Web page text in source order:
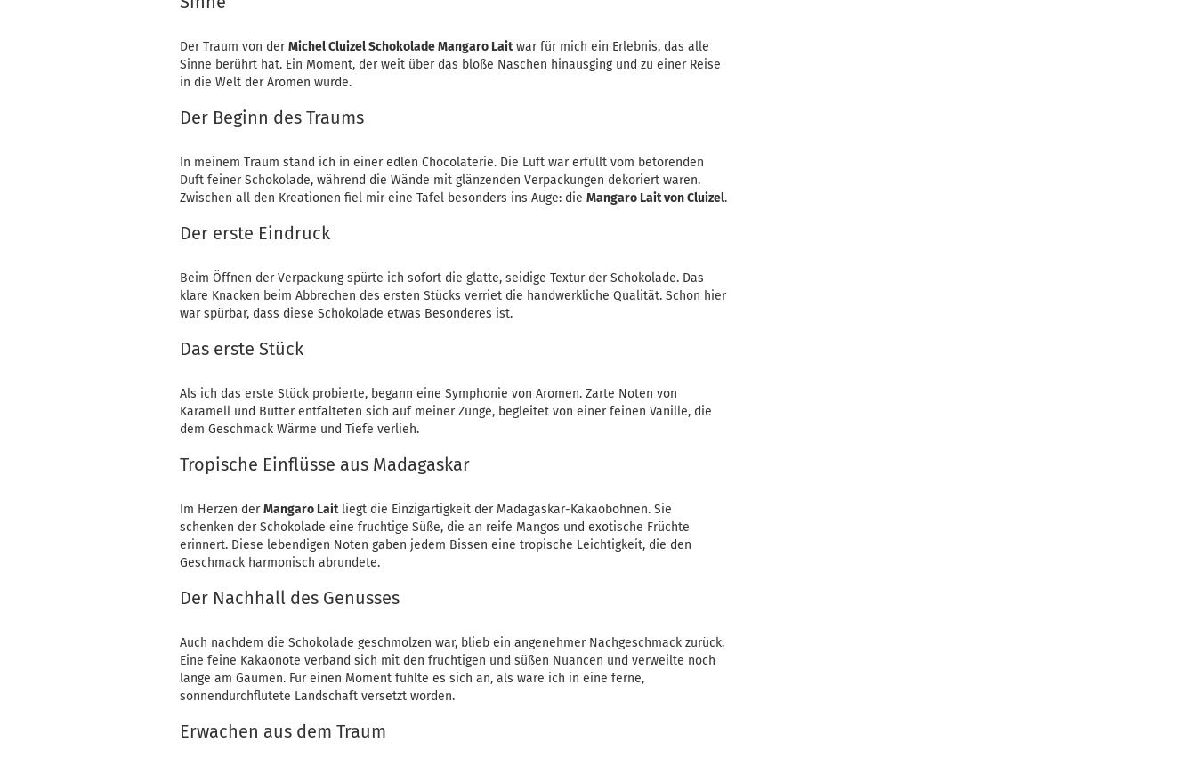
Der Traum von derMichel Cluizel Schokolade Mangaro Laitwar für mich ein Erlebnis, das alle
Sinne berührt hat. Ein Moment, der weit über das bloße Naschen hinausging und zu einer Reise
in die Welt der Aromen wurde.
Der Beginn des Traums
In meinem Traum stand ich in einer edlen Chocolaterie. Die Luft war erfüllt vom betörenden
Duft feiner Schokolade, während die Wände mit glänzenden Verpackungen dekoriert waren.
Zwischen all den Kreationen fiel mir eine Tafel besonders ins Auge: die Mangaro Lait von Cluizel.
Der erste Eindruck
Beim Öffnen der Verpackung spürte ich sofort die glatte, seidige Textur der Schokolade. Das
klare Knacken beim Abbrechen des ersten Stücks verriet die handwerkliche Qualität. Schon hier
war spürbar, dass diese Schokolade etwas Besonderes ist.
Das erste Stück
Als ich das erste Stück probierte, begann eine Symphonie von Aromen. Zarte Noten von
Karamell und Butter entfalteten sich auf meiner Zunge, begleitet von einer feinen Vanille, die
dem Geschmack Wärme und Tiefe verlieh.
Tropische Einflüsse aus Madagaskar
Im Herzen derMangaro Laitliegt die Einzigartigkeit der Madagaskar-Kakaobohnen. Sie
schenken der Schokolade eine fruchtige Süße, die an reife Mangos und exotische Früchte
erinnert. Diese lebendigen Noten gaben jedem Bissen eine tropische Leichtigkeit, die den
Geschmack harmonisch abrundete.
Der Nachhall des Genusses
Auch nachdem die Schokolade geschmolzen war, blieb ein angenehmer Nachgeschmack zurück.
Eine feine Kakaonote verband sich mit den fruchtigen und süßen Nuancen und verweilte noch
lange am Gaumen. Für einen Moment fühlte es sich an, als wäre ich in eine ferne,
sonnendurchflutete Landschaft versetzt worden.
Erwachen aus dem Traum